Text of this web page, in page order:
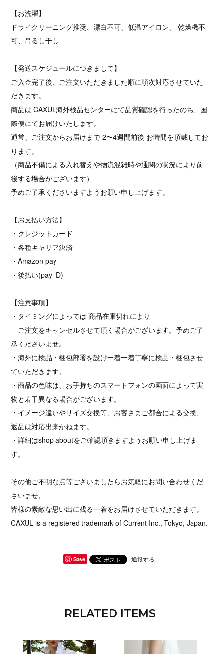
【お洗濯】
ドライクリーニング推奨、漂白不可、低温アイロン、 乾燥機不
可、吊るし干し
【発送スケジュールにつきまして】
ご入金完了後、ご注文いただきました順に順次対応させていた
だきます。
商品は CAXUL海外検品センターにて品質確認を行ったのち、国
際便にてお届けいたします。
通常、ご注文からお届けまで 2〜4週間前後 お時間を頂戴してお
ります。
（商品不備による入れ替えや物流混雑時や通関の状況により前
後する場合がございます）
予めご了承くださいますようお願い申し上げます。
【お支払い方法】
・クレジットカード
・各種キャリア決済
・Amazon pay
・後払い(pay ID)
【注意事項】
・タイミングによっては 商品在庫切れにより
ご注文をキャンセルさせて頂く場合がございます。予めご了
承くださいませ。
・海外に検品・梱包部署を設け一着一着丁寧に検品・梱包させ
ていただきます。
・商品の色味は、お手持ちのスマートフォンの画面によって実
物と若干異なる場合がございます。
・イメージ違いやサイズ交換等、お客さまご都合による交換、
返品は対応出来かねます。
・詳細はshop aboutをご確認頂きますようお願い申し上げま
す。
その他ご不明な点等ございましたらお気軽にお問い合わせくだ
さいませ。
皆様の素敵な思い出に残る一着をお届けさせていただきます。
CAXUL is a registered trademark of Current Inc., Tokyo, Japan.
Save 通報する
RELATED ITEMS